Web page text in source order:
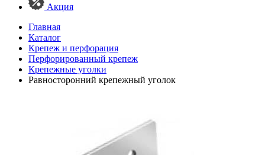
Акция
Главная
Каталог
Крепеж и перфорация
Перфорированный крепеж
Крепежные уголки
Равносторонний крепежный уголок